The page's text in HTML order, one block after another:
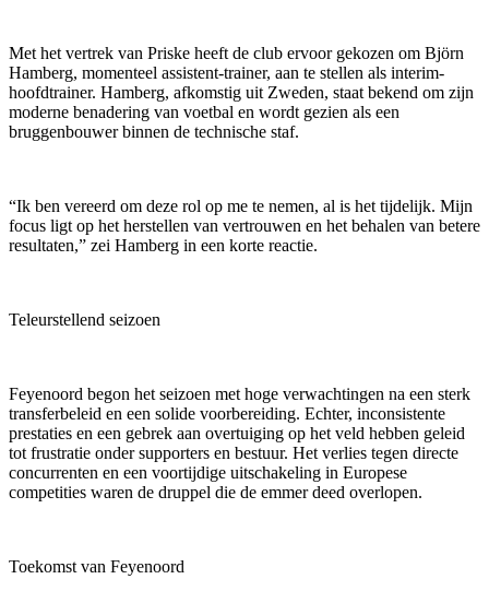
Met het vertrek van Priske heeft de club ervoor gekozen om Björn
Hamberg, momenteel assistent-trainer, aan te stellen als interim-
hoofdtrainer. Hamberg, afkomstig uit Zweden, staat bekend om zijn
moderne benadering van voetbal en wordt gezien als een
bruggenbouwer binnen de technische staf.
“Ik ben vereerd om deze rol op me te nemen, al is het tijdelijk. Mijn
focus ligt op het herstellen van vertrouwen en het behalen van betere
resultaten,” zei Hamberg in een korte reactie.
Teleurstellend seizoen
Feyenoord begon het seizoen met hoge verwachtingen na een sterk
transferbeleid en een solide voorbereiding. Echter, inconsistente
prestaties en een gebrek aan overtuiging op het veld hebben geleid
tot frustratie onder supporters en bestuur. Het verlies tegen directe
concurrenten en een voortijdige uitschakeling in Europese
competities waren de druppel die de emmer deed overlopen.
Toekomst van Feyenoord